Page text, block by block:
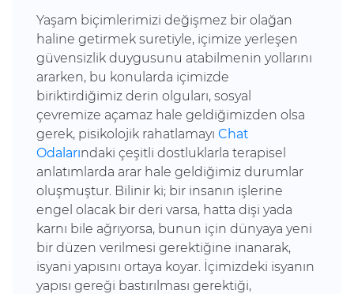
Yaşam biçimlerimizi değişmez bir olağan
haline getirmek suretiyle, içimize yerleşen
güvensizlik duygusunu atabilmenin yollarını
ararken, bu konularda içimizde
biriktirdiğimiz derin olguları, sosyal
çevremize açamaz hale geldiğimizden olsa
gerek, pisikolojik rahatlamayı Chat
Odalarındaki çeşitli dostluklarla terapisel
anlatımlarda arar hale geldiğimiz durumlar
oluşmuştur. Bilinir ki; bir insanın işlerine
engel olacak bir deri varsa, hatta dişi yada
karnı bile ağrıyorsa, bunun için dünyaya yeni
bir düzen verilmesi gerektiğine inanarak,
isyani yapısını ortaya koyar. İçimizdeki isyanın
yapısı gereği bastırılması gerektiği,